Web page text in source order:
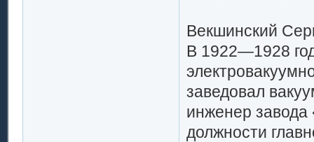
Векшинский
В 1922—1928
заведовал
инженер завода
должности